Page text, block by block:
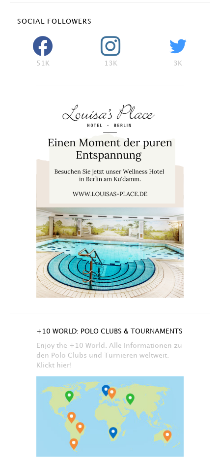
SOCIAL FOLLOWERS
51K 13K 3K
+10 WORLD: POLO CLUBS & TOURNAMENTS
Enjoy the +10 World. Alle Informationen zu
den Polo Clubs und Turnieren weltweit.
Klickt hier!